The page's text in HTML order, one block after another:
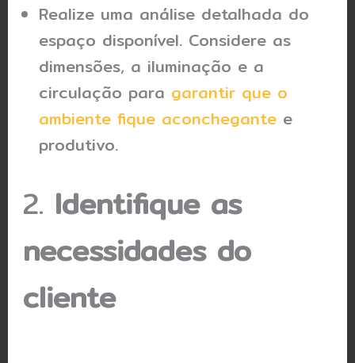
Realize uma análise detalhada do
espaço disponível. Considere as
dimensões, a iluminação e a
circulação para garantir que o
ambiente fique aconchegante e
produtivo.
2. Identifique as
necessidades do
cliente